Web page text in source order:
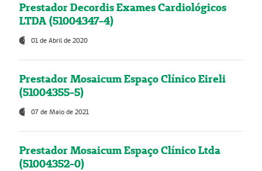
Prestador Decordis Exames Cardiológicos
LTDA (51004347-4)
01 de Abril de 2020
Prestador Mosaicum Espaço Clínico Eireli
(51004355-5)
07 de Maio de 2021
Prestador Mosaicum Espaço Clínico Ltda
(51004352-0)